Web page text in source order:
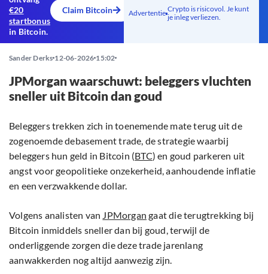
€20
startbonus
in Bitcoin.
Claim Bitcoin Advertentie Crypto is risicovol. Je kunt
je inleg verliezen.
Sander Derks 12-06-2026 15:02
JPMorgan waarschuwt: beleggers vluchten
sneller uit Bitcoin dan goud
Beleggers trekken zich in toenemende mate terug uit de
zogenoemde debasement trade, de strategie waarbij
beleggers hun geld in Bitcoin (BTC) en goud parkeren uit
angst voor geopolitieke onzekerheid, aanhoudende inflatie
en een verzwakkende dollar.
Volgens analisten van JPMorgan gaat die terugtrekking bij
Bitcoin inmiddels sneller dan bij goud, terwijl de
onderliggende zorgen die deze trade jarenlang
aanwakkerden nog altijd aanwezig zijn.